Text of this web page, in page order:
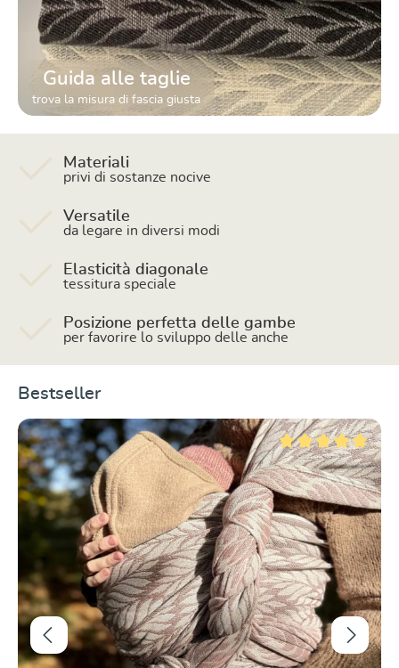
Guida alle taglie
trova la misura di fascia giusta
Materiali
privi di sostanze nocive
Versatile
da legare in diversi modi
Elasticità diagonale
tessitura speciale
Posizione perfetta delle gambe
per favorire lo sviluppo delle anche
Salta la galleria dei prodotti
Bestseller
su 5 stelle Valutazione media di